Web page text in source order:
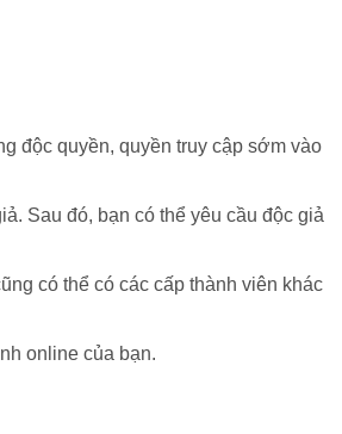
độc quyền, quyền truy cập sớm vào
Sau đó, bạn có thể yêu cầu độc giả
có thể có các cấp thành viên khác
online của bạn.